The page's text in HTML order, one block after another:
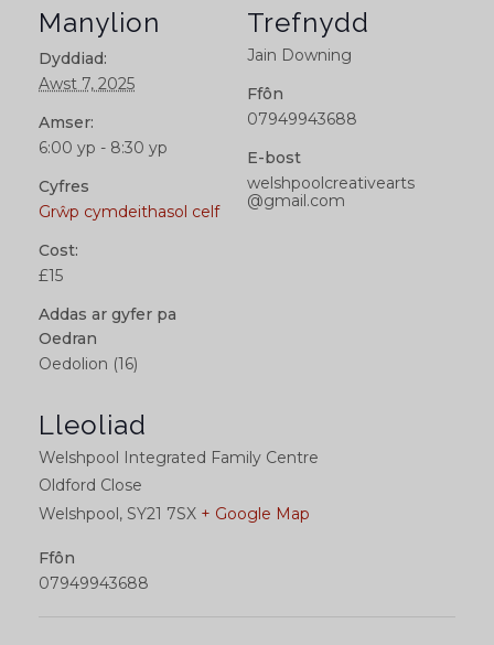
Manylion
Dyddiad:
Awst 7, 2025
Amser:
6:00 yp - 8:30 yp
Cyfres
Grŵp cymdeithasol celf
Cost:
£15
Addas ar gyfer pa
Oedran
Oedolion (16)
Lleoliad
Welshpool Integrated Family Centre
Oldford Close
Welshpool, SY21 7SX + Google Map
Ffôn
07949943688
Trefnydd
Jain Downing
Ffôn
07949943688
E-bost
welshpoolcreativearts
@gmail.com